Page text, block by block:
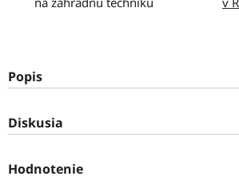
Popis
Diskusia
Hodnotenie